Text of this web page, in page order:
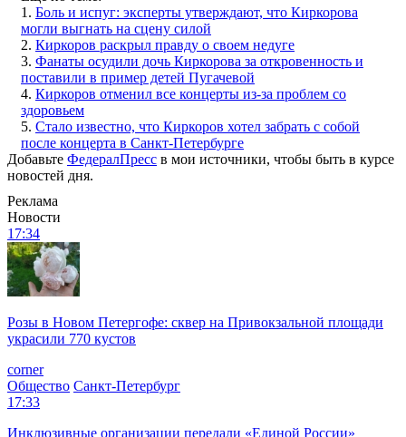
1. Боль и испуг: эксперты утверждают, что Киркорова
могли выгнать на сцену силой
2. Киркоров раскрыл правду о своем недуге
3. Фанаты осудили дочь Киркорова за откровенность и
поставили в пример детей Пугачевой
4. Киркоров отменил все концерты из-за проблем со
здоровьем
5. Стало известно, что Киркоров хотел забрать с собой
после концерта в Санкт-Петербурге
Добавьте ФедералПресс в мои источники, чтобы быть в курсе
новостей дня.
Реклама
Новости
17:34
Розы в Новом Петергофе: сквер на Привокзальной площади
украсили 770 кустов
corner
Общество Санкт-Петербург
17:33
Инклюзивные организации передали «Единой России»